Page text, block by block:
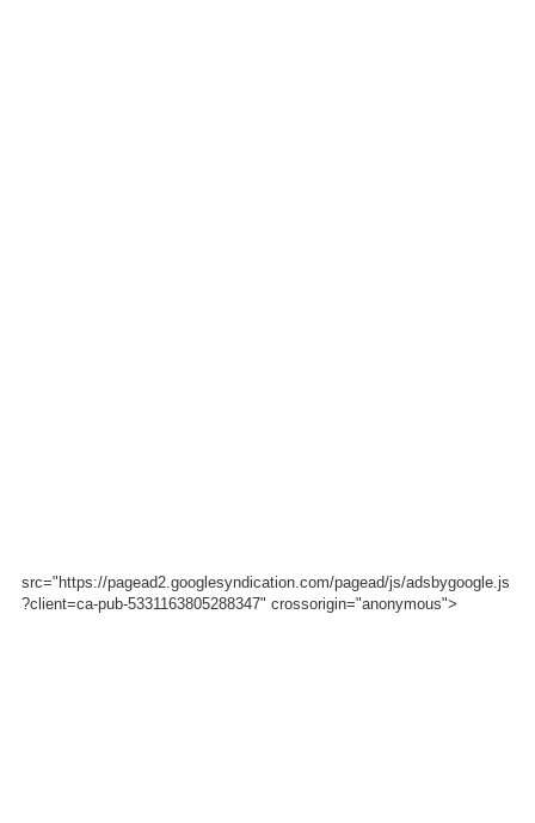
src="https://pagead2.googlesyndication.com/pagead/js/adsbygoogle.js
?client=ca-pub-5331163805288347" crossorigin="anonymous">